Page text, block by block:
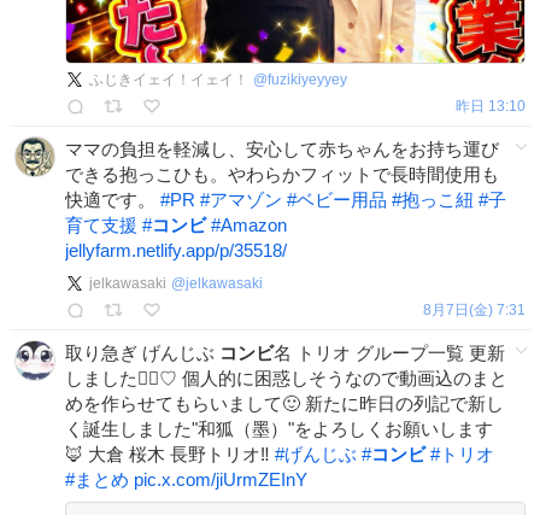
ふじきイェイ！イェイ！ @fuzikiyeyyey
昨日 13:10
ママの負担を軽減し、安心して赤ちゃんをお持ち運び
できる抱っこひも。やわらかフィットで長時間使用も
快適です。 #PR #アマゾン #ベビー用品 #抱っこ紐 #子
育て支援 #コンビ #Amazon
jellyfarm.netlify.app/p/35518/
jelkawasaki @jelkawasaki
8月7日(金) 7:31
取り急ぎ げんじぶ コンビ名 トリオ グループ一覧 更新
しました🙂‍↕️♡ 個人的に困惑しそうなので動画込のまと
めを作らせてもらいまして🙂 新たに昨日の列記で新し
く誕生しました"和狐（墨）"をよろしくお願いします
🦊 大倉 桜木 長野トリオ‼️ #げんじぶ #コンビ #トリオ
#まとめ pic.x.com/jiUrmZEInY